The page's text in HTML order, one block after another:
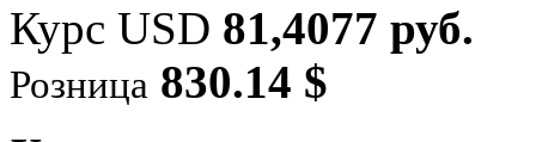
Курс USD 81,4077 руб.
Розница 830.14 $